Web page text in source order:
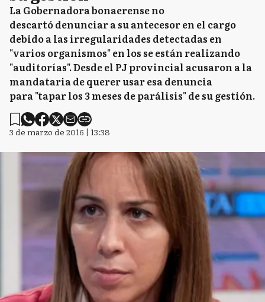
La Gobernadora bonaerense no
descartó denunciar a su antecesor en el cargo
debido a las irregularidades detectadas en
"varios organismos" en los se están realizando
"auditorías". Desde el PJ provincial acusaron a la
mandataria de querer usar esa denuncia
para "tapar los 3 meses de parálisis" de su gestión.
3 de marzo de 2016 | 13:38